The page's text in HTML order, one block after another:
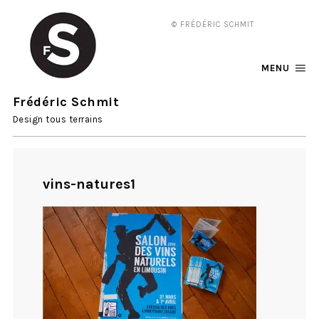
Frédéric Schmit
Design tous terrains
MENU
© FRÉDÉRIC SCHMIT
vins-natures1